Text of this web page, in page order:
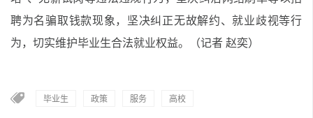
聘为名骗取钱款现象，坚决纠正无故解约、就业歧视等行
为，切实维护毕业生合法就业权益。（记者 赵奕）
毕业生 政策 服务 高校